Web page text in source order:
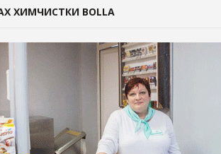
ХИМЧИСТКИ BOLLA